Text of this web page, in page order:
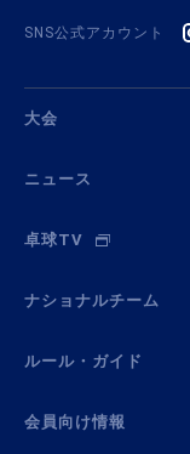
SNS公式アカウント
大会
ニュース
卓球TV
ナショナルチーム
ルール・ガイド
会員向け情報